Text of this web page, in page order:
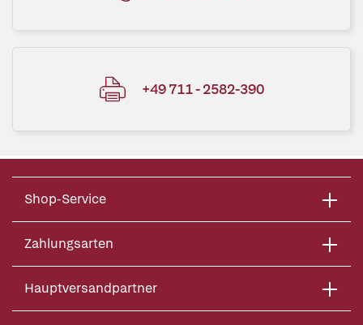
+49 711 - 2582-390
Shop-Service
Zahlungsarten
Hauptversandpartner